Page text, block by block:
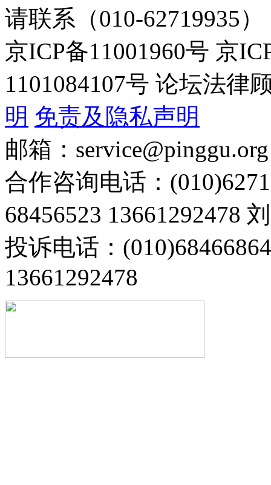
请联系（010-62719935）
京ICP备11001960号 京
1101084107号 论坛法律
明 免责及隐私声明
邮箱：service@pinggu.org
合作咨询电话：
68456523 13661292478
投诉电话：
13661292478